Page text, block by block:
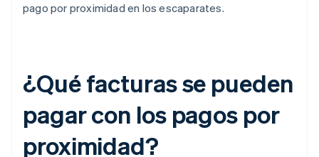
pago por proximidad en los escaparates.
¿Qué facturas se pueden
pagar con los pagos por
proximidad?